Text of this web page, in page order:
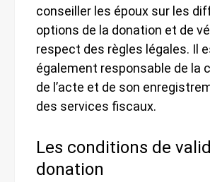
conseiller les époux sur les
options de la donation et de
respect des règles légales. Il
également responsable de la
de l’acte et de son
des services fiscaux.
Les conditions de
donation